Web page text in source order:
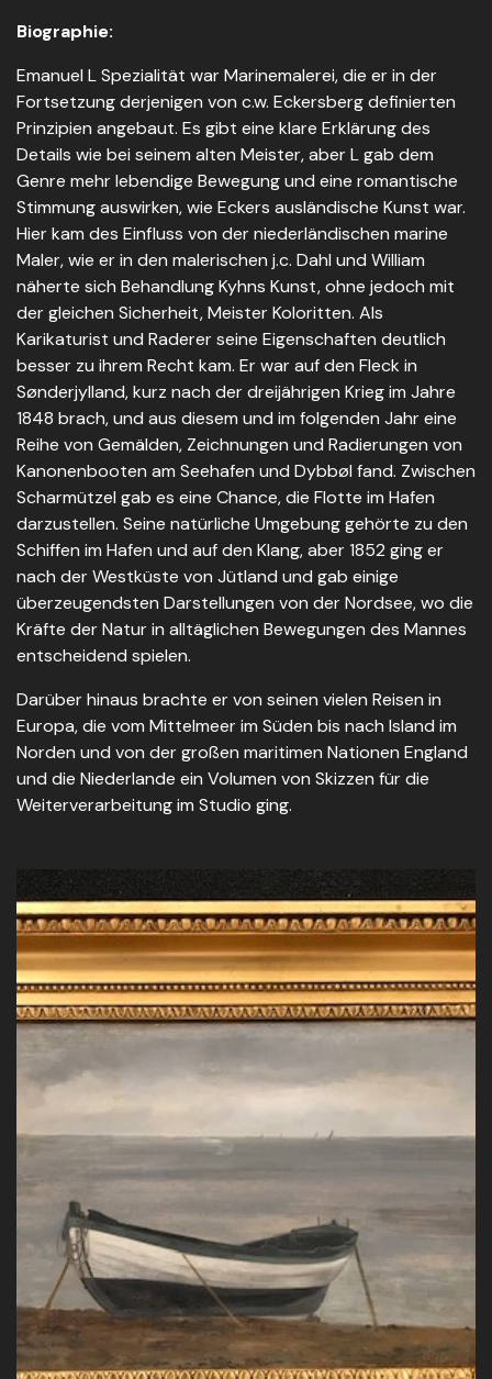
Biographie:
Emanuel L Spezialität war Marinemalerei, die er in der
Fortsetzung derjenigen von c.w. Eckersberg definierten
Prinzipien angebaut. Es gibt eine klare Erklärung des
Details wie bei seinem alten Meister, aber L gab dem
Genre mehr lebendige Bewegung und eine romantische
Stimmung auswirken, wie Eckers ausländische Kunst war.
Hier kam des Einfluss von der niederländischen marine
Maler, wie er in den malerischen j.c. Dahl und William
näherte sich Behandlung Kyhns Kunst, ohne jedoch mit
der gleichen Sicherheit, Meister Koloritten. Als
Karikaturist und Raderer seine Eigenschaften deutlich
besser zu ihrem Recht kam. Er war auf den Fleck in
Sønderjylland, kurz nach der dreijährigen Krieg im Jahre
1848 brach, und aus diesem und im folgenden Jahr eine
Reihe von Gemälden, Zeichnungen und Radierungen von
Kanonenbooten am Seehafen und Dybbøl fand. Zwischen
Scharmützel gab es eine Chance, die Flotte im Hafen
darzustellen. Seine natürliche Umgebung gehörte zu den
Schiffen im Hafen und auf den Klang, aber 1852 ging er
nach der Westküste von Jütland und gab einige
überzeugendsten Darstellungen von der Nordsee, wo die
Kräfte der Natur in alltäglichen Bewegungen des Mannes
entscheidend spielen.
Darüber hinaus brachte er von seinen vielen Reisen in
Europa, die vom Mittelmeer im Süden bis nach Island im
Norden und von der großen maritimen Nationen England
und die Niederlande ein Volumen von Skizzen für die
Weiterverarbeitung im Studio ging.